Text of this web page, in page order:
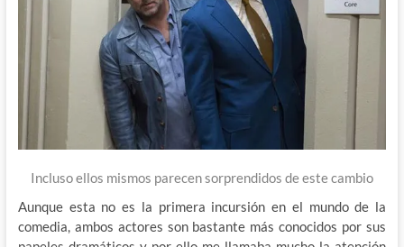
Incluso ellos mismos parecen sorprendidos de este cambio
Aunque esta no es la primera incursión en el mundo de la
comedia, ambos actores son bastante más conocidos por sus